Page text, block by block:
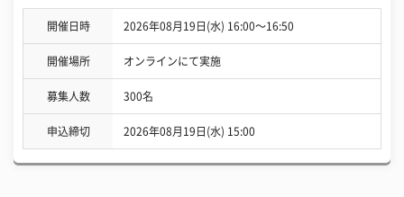
開催日時 2026年08月19日(水) 16:00〜16:50
開催場所 オンラインにて実施
募集人数 300名
申込締切 2026年08月19日(水) 15:00